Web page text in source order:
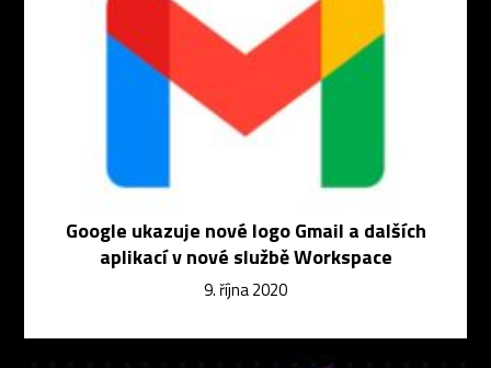
Google ukazuje nové logo Gmail a dalších
aplikací v nové službě Workspace
9. října 2020